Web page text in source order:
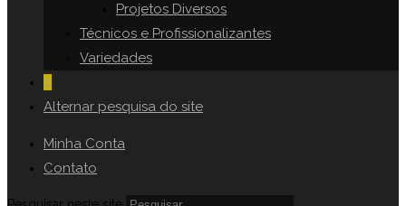
Projetos Diversos
Técnicos e Profissionalizantes
Variedades
0
Alternar pesquisa do site
Minha Conta
Contato